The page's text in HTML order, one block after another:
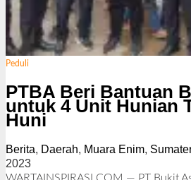
Peduli
PTBA Beri Bantuan
untuk 4 Unit Hunian
Huni
Berita, Daerah, Muara Enim,
2023o
l